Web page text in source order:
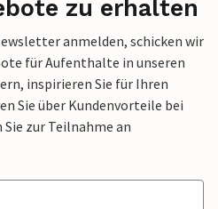
zu erhalten
anmelden, schicken wir
für Aufenthalte in unseren
inspirieren Sie für Ihren
Sie über Kundenvorteile bei
zur Teilnahme an